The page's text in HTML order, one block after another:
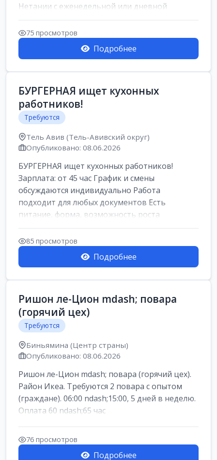
Нетании с еженедельной или дневной
оплатой<br />
Свежие вакансии в Нетании дл...
75 просмотров
Подробнее
БУРГЕРНАЯ ищет кухонных
работников!
Требуются
Тель Авив (Тель-Авивский округ)
Опубликовано: 08.06.2026
БУРГЕРНАЯ ищет кухонных работников!
Зарплата: от 45 час График и смены
обсуждаются индивидуально Работа
подходит для любых документов Есть
питание, форма, возможность роста
Подробности по телефону 966...
85 просмотров
Подробнее
Ришон ле-Цион mdash; повара
(горячий цех)
Требуются
Биньямина (Центр страны)
Опубликовано: 08.06.2026
Ришон ле-Цион mdash; повара (горячий цех).
Район Икеа. Требуются 2 повара с опытом
(граждане). 06:00 ndash;15:00, 5 дней в неделю.
Оплата 60 ndash;65 час
76 просмотров
Подробнее